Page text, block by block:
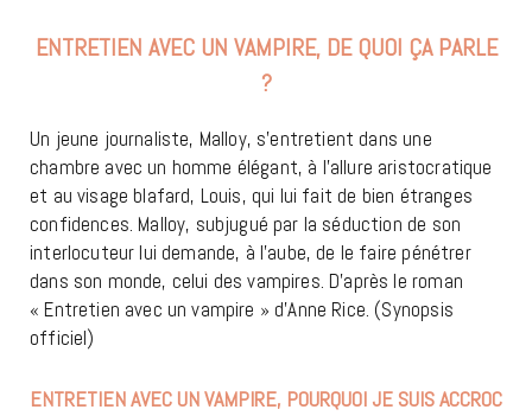
ENTRETIEN AVEC UN VAMPIRE, DE QUOI ÇA PARLE
?
Un jeune journaliste, Malloy, s’entretient dans une
chambre avec un homme élégant, à l’allure aristocratique
et au visage blafard, Louis, qui lui fait de bien étranges
confidences. Malloy, subjugué par la séduction de son
interlocuteur lui demande, à l’aube, de le faire pénétrer
dans son monde, celui des vampires. D’après le roman
« Entretien avec un vampire » d’Anne Rice. (Synopsis
officiel)
ENTRETIEN AVEC UN VAMPIRE, POURQUOI JE SUIS ACCROC